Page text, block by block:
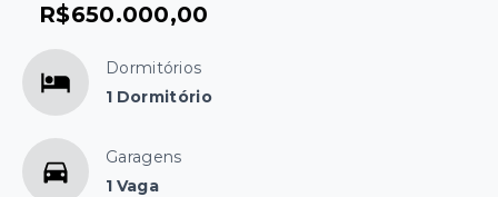
R$650.000,00
Dormitórios
1 Dormitório
Garagens
1 Vaga